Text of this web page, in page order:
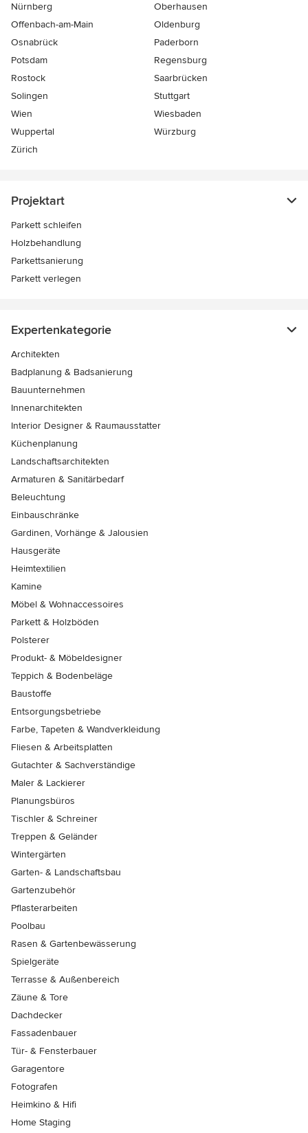
Nürnberg
Oberhausen
Offenbach-am-Main
Oldenburg
Osnabrück
Paderborn
Potsdam
Regensburg
Rostock
Saarbrücken
Solingen
Stuttgart
Wien
Wiesbaden
Wuppertal
Würzburg
Zürich
Projektart
Parkett schleifen
Holzbehandlung
Parkettsanierung
Parkett verlegen
Expertenkategorie
Architekten
Badplanung & Badsanierung
Bauunternehmen
Innenarchitekten
Interior Designer & Raumausstatter
Küchenplanung
Landschaftsarchitekten
Armaturen & Sanitärbedarf
Beleuchtung
Einbauschränke
Gardinen, Vorhänge & Jalousien
Hausgeräte
Heimtextilien
Kamine
Möbel & Wohnaccessoires
Parkett & Holzböden
Polsterer
Produkt- & Möbeldesigner
Teppich & Bodenbeläge
Baustoffe
Entsorgungsbetriebe
Farbe, Tapeten & Wandverkleidung
Fliesen & Arbeitsplatten
Gutachter & Sachverständige
Maler & Lackierer
Planungsbüros
Tischler & Schreiner
Treppen & Geländer
Wintergärten
Garten- & Landschaftsbau
Gartenzubehör
Pflasterarbeiten
Poolbau
Rasen & Gartenbewässerung
Spielgeräte
Terrasse & Außenbereich
Zäune & Tore
Dachdecker
Fassadenbauer
Tür- & Fensterbauer
Garagentore
Fotografen
Heimkino & Hifi
Home Staging